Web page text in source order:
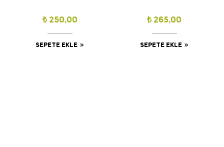
₺250,00
SEPETE EKLE
₺265,00
SEPETE EKLE